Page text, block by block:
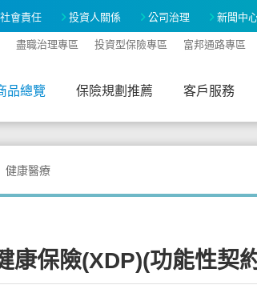
會責任 投資人關係 公司治理 新聞中
盡職治理專區 投資型保險專區 富邦通路專區
品總覽 保險規劃推薦 客戶服務
健康醫療
康保險(XDP)(功能性契